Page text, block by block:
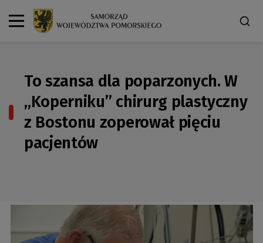
To szansa dla poparzonych. W
„Koperniku” chirurg plastyczny
z Bostonu zoperował pięciu
pacjentów